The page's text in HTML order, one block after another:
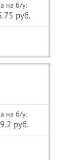
на б/у:
руб.
на б/у:
руб.